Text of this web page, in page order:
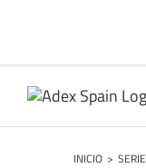
INICIO >